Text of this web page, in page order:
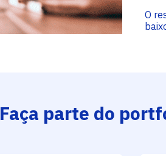
O
Faça parte do